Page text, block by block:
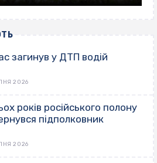
загинув у ДТП водій
2026
років російського полону
підполковник
2026